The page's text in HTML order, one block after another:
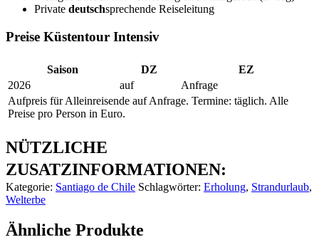
Private deutschsprechende Reiseleitung
Preise Küstentour Intensiv
Saison DZ
EZ
2026
auf
Anfrage
Aufpreis für Alleinreisende auf Anfrage. Termine: täglich. Alle
Preise pro Person in Euro.
NÜTZLICHE
ZUSATZINFORMATIONEN:
Kategorie: Santiago de Chile Schlagwörter: Erholung, Strandurlaub,
Welterbe
Ähnliche Produkte